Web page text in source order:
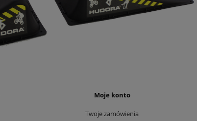
Moje konto
Twoje zamówienia